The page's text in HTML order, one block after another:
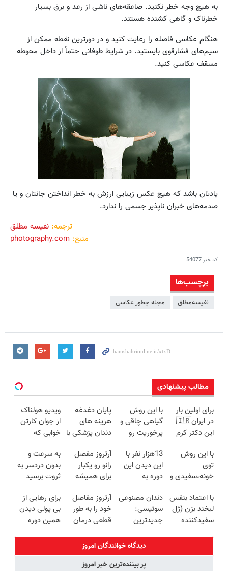
به هیچ وجه خطر نکنید. صاعقه‌های ناشی از رعد و برق بسیار
خطرناک و گاهی کشنده هستند.
هنگام عکاسی فاصله را رعایت کنید و در دورترین نقطه ممکن از
سیم‌های فشارقوی بایستید. در شرایط طوفانی حتماً از داخل محوطه
مسقف عکاسی کنید.
یادتان باشد که هیچ عکس زیبایی ارزش به خطر انداختن جانتان و یا
صدمه‌های خبران ناپذیر جسمی را ندارد.
ترجمه: نفیسه مطلق
منبع: photography.com
کد خبر54077
برچسب‌ها
نفیسه‌مطلق مجله چطور عکاسی
مطالب پیشنهادی
برای اولین بار
در ایران🇮🇷
این دکتر کرم
روزه ساخت!
با این روش
گیاهی چاقی و
پرخوریت رو
پایان دغدغه
هزینه های
دندان پزشکی با
کننده خانگی
ویدیو هولناک
از جوان کارتن
خوابی که
آموزش رایگان
با این روش
توی
خونه،سفیدی و
برگردون
(40%off)
13هزار نفر با
این دیدن این
دوره به
رسیدن |
ثبت‌‌نام رایگان
آرتروز مفصل
زانو رو یکبار
برای همیشه
◗پرسش‌نامه◖
به سرعت و
بدون دردسر به
ثروت برسید
رایگان
پولسازی)
با اعتماد بنفس
لبخند بزن (ژل
سفیدکننده
دندان مصنوعی
سوئیسی:
جدیدترین
سبک و مقاوم |
پرداخت قسطی
آرتروز مفاصل
خود را به طور
قطعی درمان
◗پرسش‌نامه◖
برای رهایی از
بی پولی دیدن
همین دوره
کن)
دیدگاه خوانندگان امروز
پر بیننده‌ترین خبر امروز